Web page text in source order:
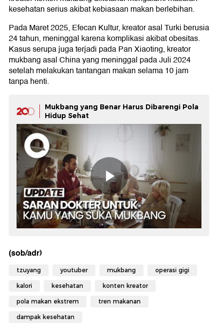
kesehatan serius akibat kebiasaan makan berlebihan.
Pada Maret 2025, Efecan Kultur, kreator asal Turki berusia
24 tahun, meninggal karena komplikasi akibat obesitas.
Kasus serupa juga terjadi pada Pan Xiaoting, kreator
mukbang asal China yang meninggal pada Juli 2024
setelah melakukan tantangan makan selama 10 jam
tanpa henti.
Mukbang yang Benar Harus Dibarengi Pola
Hidup Sehat
(sob/adr)
tzuyang youtuber mukbang operasi gigi
kalori kesehatan konten kreator
pola makan ekstrem tren makanan
dampak kesehatan